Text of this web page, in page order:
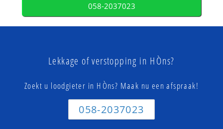
058-2037023
Lekkage of verstopping in HÒns?
Zoekt u loodgieter in HÒns? Maak nu een afspraak!
058-2037023